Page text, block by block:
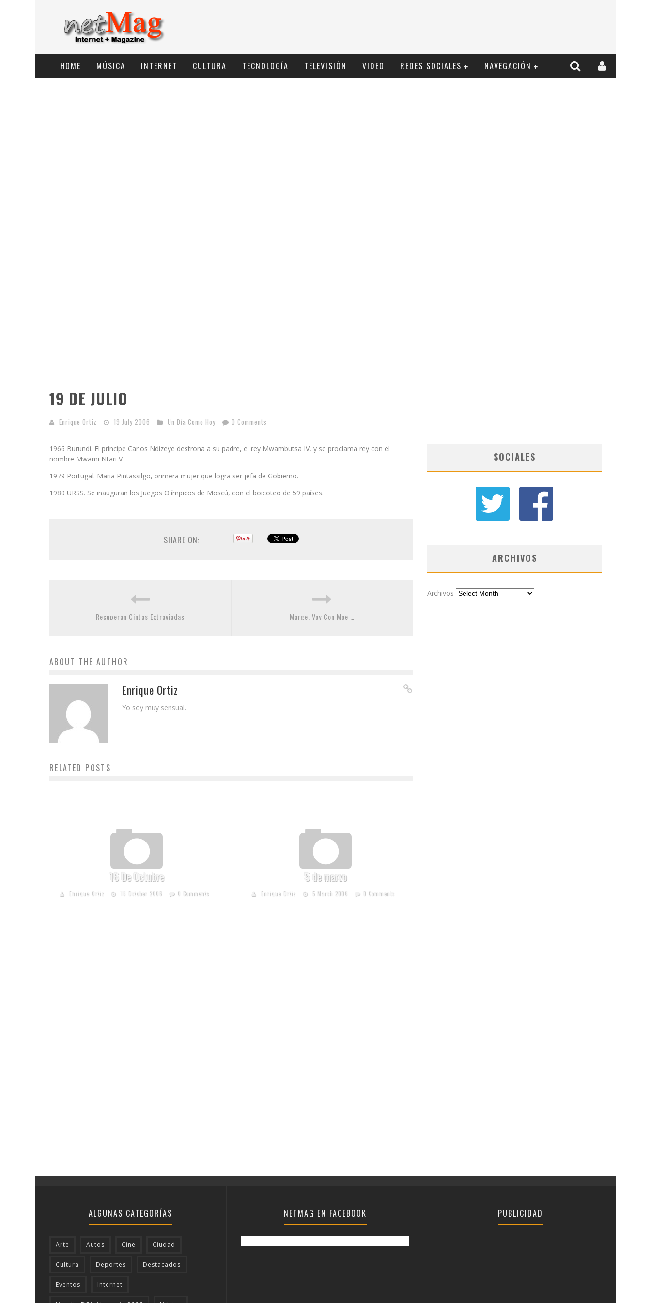
HOME MÚSICA INTERNET CULTURA TECNOLOGÍ­A TELEVISIÓN VIDEO REDES SOCIALES NAVEGACIÓN
19 DE JULIO
Enrique Ortiz 19 July 2006 Un Día Como Hoy 0 Comments
1966 Burundi. El príncipe Carlos Ndizeye destrona a su padre, el rey Mwambutsa IV, y se proclama rey con el
nombre Mwami Ntari V.
1979 Portugal. Maria Pintassilgo, primera mujer que logra ser jefa de Gobierno.
1980 URSS. Se inauguran los Juegos Olímpicos de Moscú, con el boicoteo de 59 países.
SHARE ON:
Recuperan Cintas Extraviadas Marge, Voy Con Moe …
ABOUT THE AUTHOR
Enrique Ortiz
Yo soy muy sensual.
RELATED POSTS
16 De Octubre
Enrique Ortiz 16 October 2006 0 Comments
5 de marzo
Enrique Ortiz 5 March 2006 0 Comments
SOCIALES
ARCHIVOS
Archivos
ALGUNAS CATEGORÍAS
Arte Autos Cine Ciudad
Cultura Deportes Destacados
Eventos Internet
NETMAG EN FACEBOOK PUBLICIDAD